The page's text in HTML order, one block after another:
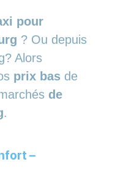
pour
? Ou depuis
Alors
prix bas de
de
.
–